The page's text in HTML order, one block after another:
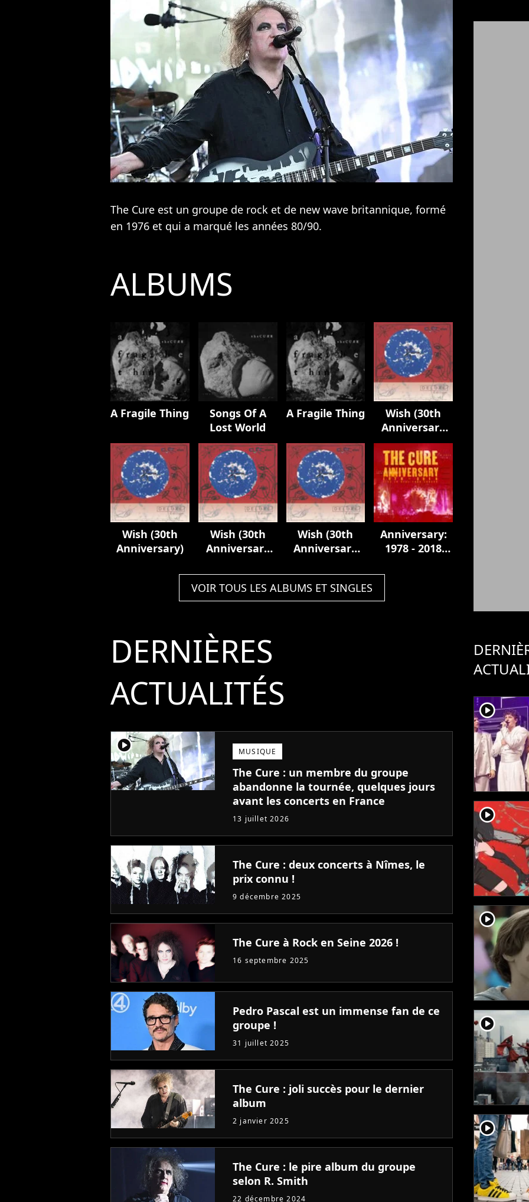
The Cure est un groupe de rock et de new wave britannique, formé
en 1976 et qui a marqué les années 80/90.
ALBUMS
A Fragile Thing
Songs Of A
Lost World
A Fragile Thing
Wish (30th
Anniversary
Edition)
Wish (30th
Anniversary)
Wish (30th
Anniversary
Wish (30th
Anniversary
Anniversary:
1978 - 2018
Park London
VOIR TOUS LES ALBUMS ET SINGLES
DERNIÈRES
ACTUALITÉS
player2 MUSIQUE
The Cure : un membre du groupe
abandonne la tournée, quelques jours
avant les concerts en France
13 juillet 2026
The Cure : deux concerts à Nîmes, le
prix connu !
9 décembre 2025
The Cure à Rock en Seine 2026 !
16 septembre 2025
Pedro Pascal est un immense fan de ce
groupe !
31 juillet 2025
The Cure : joli succès pour le dernier
album
2 janvier 2025
The Cure : le pire album du groupe
selon R. Smith
22 décembre 2024
player2
player2
player2
player2
player2